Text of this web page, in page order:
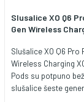
Slusalice XO Q6
Gen Wireless
Slušalice XO Q6 Pro
Wireless Charging
Pods su potpuno
slušalice šeste